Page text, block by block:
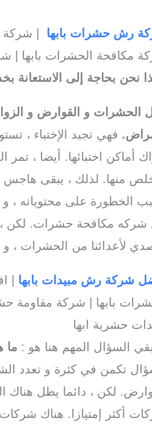
رش حشرات بابها | شركة
مكافحة الحشرات بابها |
نحن بحاجة إلى
الحشرات و القوارض و
فهي تجيد الإختباء ،
أماكن اختبائها. أيضا ،
منها. لذلك ، يبقى هاجس
الخطورة على محتوياته ،
شركه مكافحة حشرات. لكن ،
لأعدائنا من الحشرات ،
شركة رش مبيدات بابها |
بابها | شركة مقاومة
حشرية ابها
السؤال المهم هنا هو : ما
تكمن في كثرة و تعدد
لكن ، دائما يظل هناك
أكثر إمتيازا. هناك